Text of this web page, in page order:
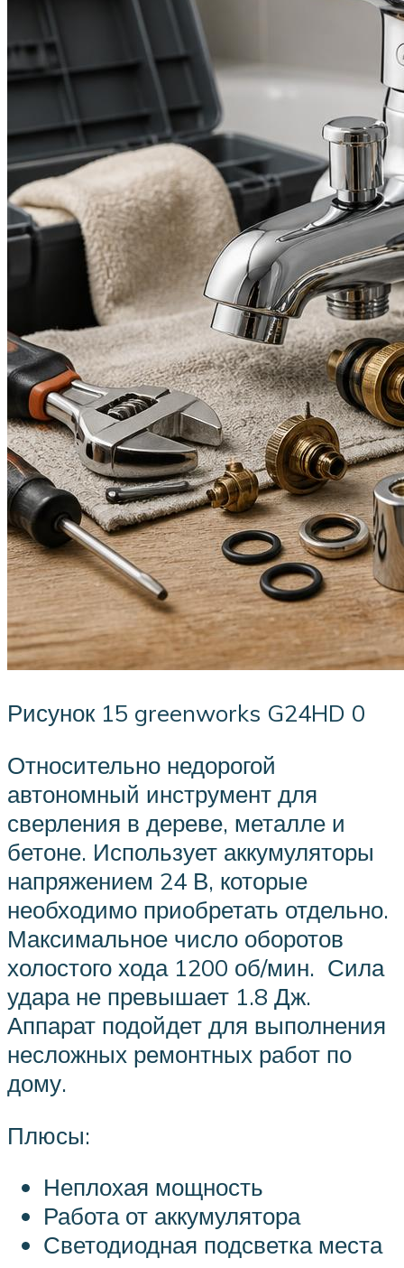
Рисунок 15 greenworks G24HD 0
Относительно недорогой
автономный инструмент для
сверления в дереве, металле и
бетоне. Использует аккумуляторы
напряжением 24 В, которые
необходимо приобретать отдельно.
Максимальное число оборотов
холостого хода 1200 об/мин. Сила
удара не превышает 1.8 Дж.
Аппарат подойдет для выполнения
несложных ремонтных работ по
дому.
Плюсы:
Неплохая мощность
Работа от аккумулятора
Светодиодная подсветка места